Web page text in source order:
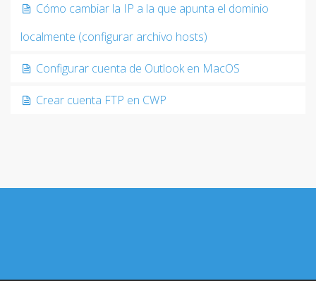
Cómo cambiar la IP a la que apunta el dominio
localmente (configurar archivo hosts)
Configurar cuenta de Outlook en MacOS
Crear cuenta FTP en CWP